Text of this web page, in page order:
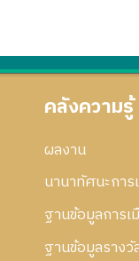
คลังความรู้
ผลงาน
นานาทัศนะการ
ฐานข้อมูลการ
ฐานข้อมูลรางวั